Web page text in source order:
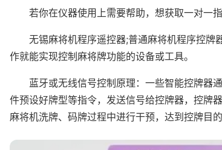
若你在仪器使用上需要帮助，想获取一对一
无锡麻将机程序遥控器;普通麻将机程序控牌
作就能实现控制麻将牌功能的设备或工具。
蓝牙或无线信号控制原理：一些智能控牌器
件预设好牌型等指令，发送信号给控牌器，控牌
麻将机洗牌、码牌过程中进行干预，达到控牌目的